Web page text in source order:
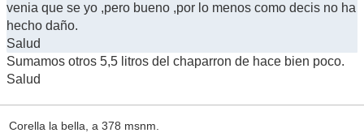
venia que se yo ,pero bueno ,por lo menos como decis no ha
hecho daño.
Salud
Sumamos otros 5,5 litros del chaparron de hace bien poco.
Salud
Corella la bella, a 378 msnm.